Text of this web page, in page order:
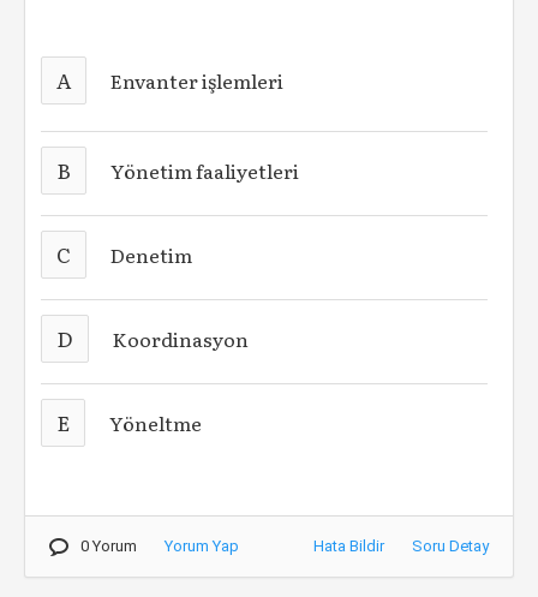
A Envanter işlemleri
B Yönetim faaliyetleri
C Denetim
D Koordinasyon
E Yöneltme
0 Yorum Yorum Yap Hata Bildir Soru Detay